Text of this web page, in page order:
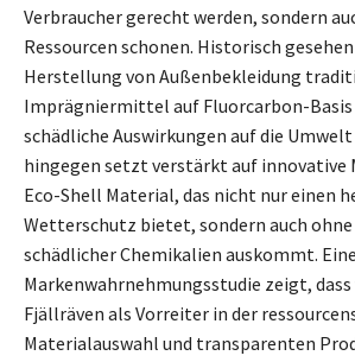
Verbraucher gerecht werden, sondern
Ressourcen schonen. Historisch
Herstellung von Außenbekleidung
Imprägniermittel auf Fluorcarbon-Basis
schädliche Auswirkungen auf die
hingegen setzt verstärkt auf innovative
Eco-Shell Material, das nicht nur einen
Wetterschutz bietet, sondern auch ohne
schädlicher Chemikalien auskommt. Eine
Markenwahrnehmungsstudie zeigt,
Fjällräven als Vorreiter in der
Materialauswahl und transparenten